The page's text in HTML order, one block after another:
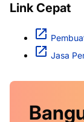
Link Cepat
Jasa